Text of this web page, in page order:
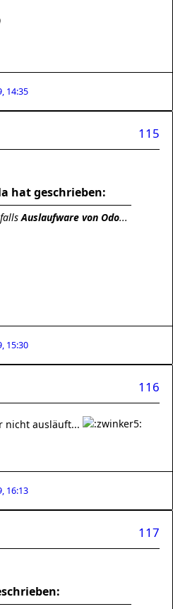
14:35
115
hat geschrieben:
Auslaufware von Odo...
15:30
116
nicht ausläuft...
16:13
117